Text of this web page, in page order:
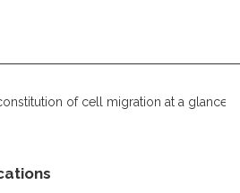
of cell migration at a glance